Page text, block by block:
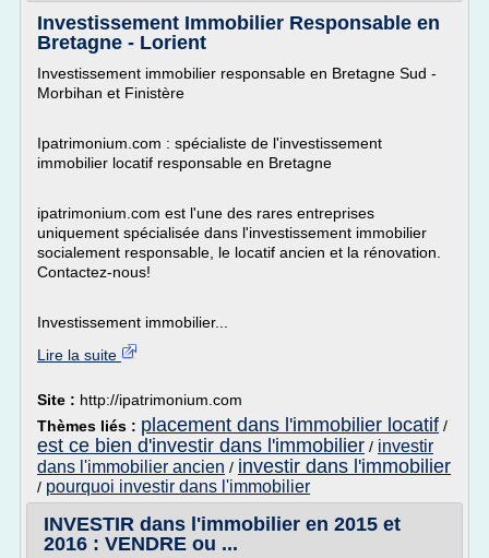
Investissement Immobilier Responsable en
Bretagne - Lorient
Investissement immobilier responsable en Bretagne Sud -
Morbihan et Finistère
Ipatrimonium.com : spécialiste de l'investissement
immobilier locatif responsable en Bretagne
ipatrimonium.com est l'une des rares entreprises
uniquement spécialisée dans l'investissement immobilier
socialement responsable, le locatif ancien et la rénovation.
Contactez-nous!
Investissement immobilier...
Lire la suite
Site : http://ipatrimonium.com
Thèmes liés : placement dans l'immobilier locatif /
est ce bien d'investir dans l'immobilier / investir
dans l'immobilier ancien / investir dans l'immobilier
/ pourquoi investir dans l'immobilier
INVESTIR dans l'immobilier en 2015 et
2016 : VENDRE ou ...